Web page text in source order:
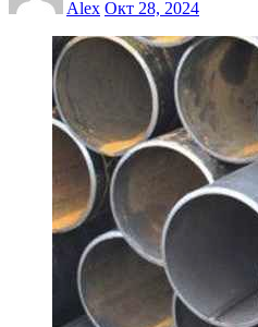
Alex Окт 28, 2024